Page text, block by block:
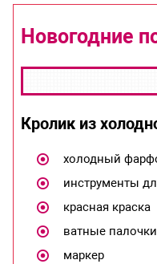
Новогодние
Кролик из
холодный
инструменты
красная краска
ватные палочки
маркер